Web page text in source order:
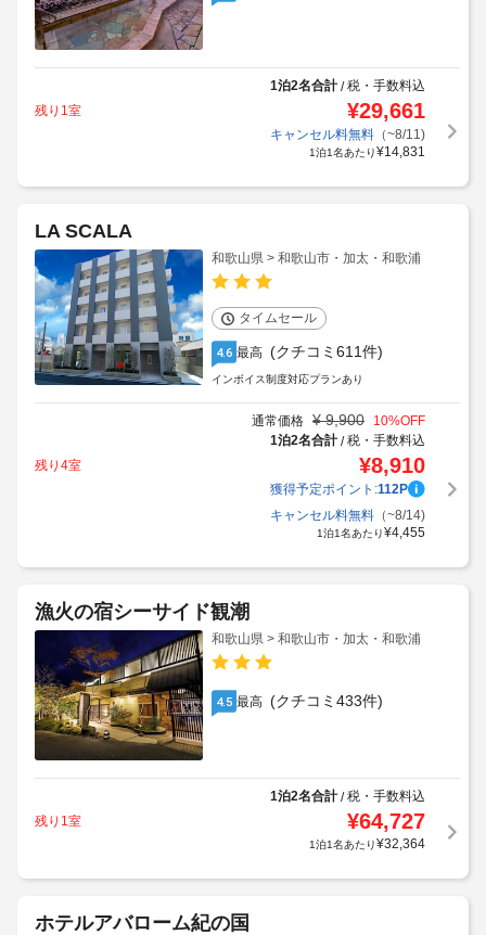
1泊2名合計/税・手数料込
残り1室
¥29,661
キャンセル料無料（~8/11)
1泊1名あたり¥14,831
LA SCALA
和歌山県 > 和歌山市・加太・和歌浦
タイムセール
4.6 最高 (クチコミ611件)
インボイス制度対応プランあり
通常価格 ¥ 9,900 10%OFF
1泊2名合計/税・手数料込
残り4室
¥8,910
獲得予定ポイント:112P
キャンセル料無料（~8/14)
1泊1名あたり¥4,455
漁火の宿シーサイド観潮
和歌山県 > 和歌山市・加太・和歌浦
4.5 最高 (クチコミ433件)
1泊2名合計/税・手数料込
残り1室
¥64,727
1泊1名あたり¥32,364
ホテルアバローム紀の国